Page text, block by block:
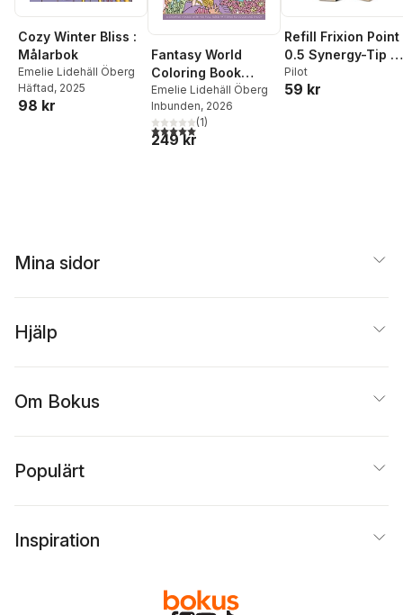
Cozy Winter Bliss :
Målarbok
Emelie Lidehäll Öberg
Häftad, 2025
98 kr
Fantasy World
Coloring Book
MAGIC MEADOWS -
ROYAL KINGDOM -
MERMAIDS’ BAY
Emelie Lidehäll Öberg
Inbunden, 2026
5,0utav 5 stjärnor. Totalt antal röster:
(1)
249 kr
Refill Frixion Point
0.5 Synergy-Tip
pack svart
Pilot
59 kr
Mina sidor
Hjälp
Om Bokus
Populärt
Inspiration